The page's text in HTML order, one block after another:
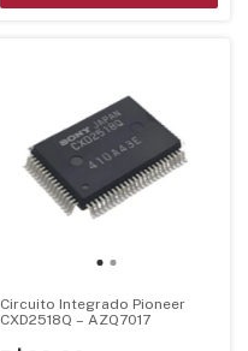
Circuito Integrado Pioneer
CXD2518Q – AZQ7017